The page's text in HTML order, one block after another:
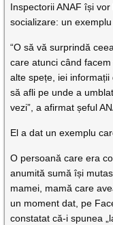
Inspectorii ANAF își
socializare: un exemplu
“O să vă surprindă
care atunci când
alte spețe, iei
să afli pe unde a
vezi”, a afirmat șeful
El a dat un exemplu
O persoană care era
anumită sumă își
mamei, mamă care
un moment dat, pe
constatat că-i spunea